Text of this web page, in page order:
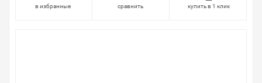
в избранные сравнить купить в 1 клик